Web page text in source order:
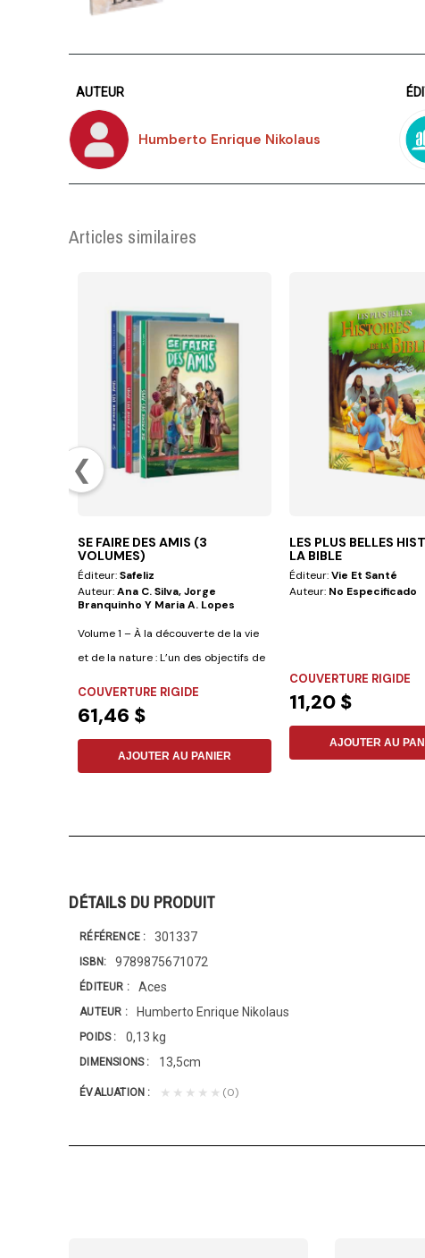
AUTEUR
Humberto Enrique Nikolaus
Articles similaires
❮
SE FAIRE DES AMIS (3
VOLUMES)
Éditeur:Safeliz
Auteur:Ana C. Silva, Jorge
Branquinho Y Maria A. Lopes
Volume 1 – À la découverte de la vie
et de la nature : L’un des objectifs de
COUVERTURE RIGIDE
61,46 $
AJOUTER AU PANIER
LES PLUS BELLES
LA BIBLE
Éditeur:Vie Et Santé
Auteur: No Especificado
COUVERTURE RIGIDE
11,20 $
AJOUTER AU
DÉTAILS DU PRODUIT
RÉFÉRENCE 301337
ISBN 9789875671072
ÉDITEUR Aces
AUTEUR Humberto Enrique Nikolaus
POIDS 0,13 kg
DIMENSIONS 13,5cm
ÉVALUATION ★★★★★ (0)